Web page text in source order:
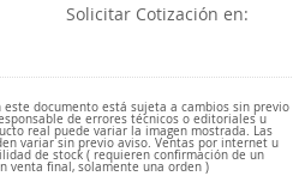
Solicitar Cotización en:
documento está sujeta a cambios sin previo
de errores técnicos o editoriales u
real puede variar la imagen mostrada. Las
variar sin previo aviso. Ventas por internet u
de stock ( requieren confirmación de un
venta final, solamente una orden )